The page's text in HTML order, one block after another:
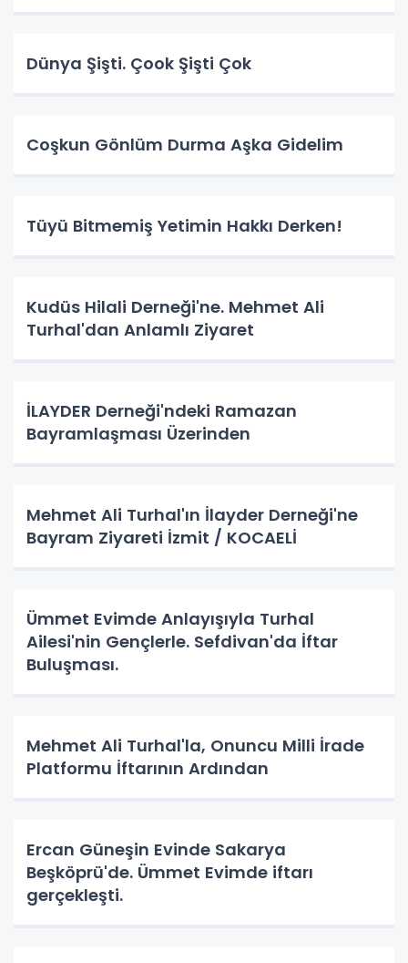
Dünya Şişti. Çook Şişti Çok
Coşkun Gönlüm Durma Aşka Gidelim
Tüyü Bitmemiş Yetimin Hakkı Derken!
Kudüs Hilali Derneği'ne. Mehmet Ali
Turhal'dan Anlamlı Ziyaret
İLAYDER Derneği'ndeki Ramazan
Bayramlaşması Üzerinden
Mehmet Ali Turhal'ın İlayder Derneği'ne
Bayram Ziyareti İzmit / KOCAELİ
Ümmet Evimde Anlayışıyla Turhal
Ailesi'nin Gençlerle. Sefdivan'da İftar
Buluşması.
Mehmet Ali Turhal'la, Onuncu Milli İrade
Platformu İftarının Ardından
Ercan Güneşin Evinde Sakarya
Beşköprü'de. Ümmet Evimde iftarı
gerçekleşti.